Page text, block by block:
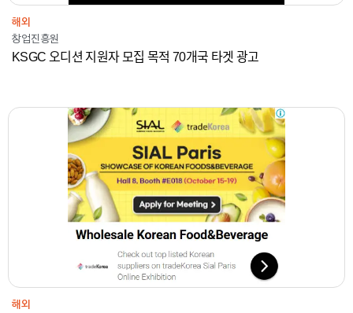
해외
창업진흥원
KSGC 오디션 지원자 모집 목적 70개국 타겟 광고
2019-2022
한국무역협회
온라인광고
해외
해외